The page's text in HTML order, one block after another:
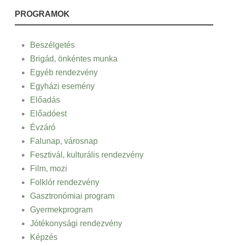
PROGRAMOK
Beszélgetés
Brigád, önkéntes munka
Egyéb rendezvény
Egyházi esemény
Előadás
Előadóest
Évzáró
Falunap, városnap
Fesztivál, kulturális rendezvény
Film, mozi
Folklór rendezvény
Gasztronómiai program
Gyermekprogram
Jótékonysági rendezvény
Képzés